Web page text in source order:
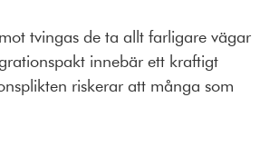
tvingas de ta allt farligare vägar
innebär ett kraftigt
riskerar att många som